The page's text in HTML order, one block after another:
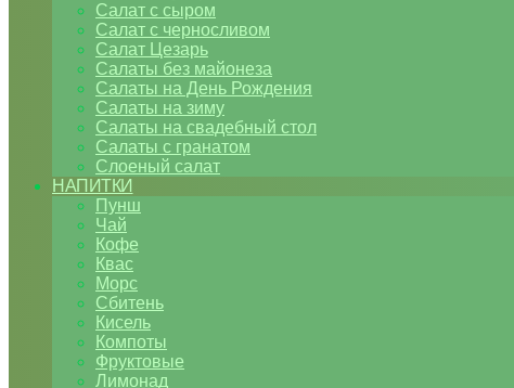
Салат с сыром
Салат с черносливом
Салат Цезарь
Салаты без майонеза
Салаты на День Рождения
Салаты на зиму
Салаты на свадебный стол
Салаты с гранатом
Слоеный салат
НАПИТКИ
Пунш
Чай
Кофе
Квас
Морс
Сбитень
Кисель
Компоты
Фруктовые
Лимонад